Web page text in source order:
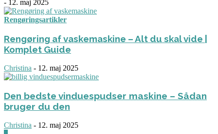
- 12. maj 2025
Rengøringsartikler
Rengøring af vaskemaskine – Alt du skal vide |
Komplet Guide
Christina - 12. maj 2025
Den bedste vinduespudser maskine – Sådan
bruger du den
Christina - 12. maj 2025